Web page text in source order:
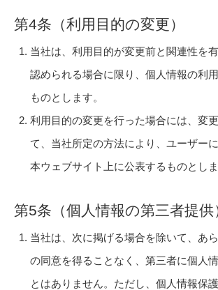
第4条（利用目的の変更）
当社は、利用目的が変更前と関連性を
認められる場合に限り、個人情報の利
ものとします。
利用目的の変更を行った場合には、変
て、当社所定の方法により、ユーザー
本ウェブサイト上に公表するものとしま
第5条（個人情報の第三者提供
当社は、次に掲げる場合を除いて、あ
の同意を得ることなく、第三者に個人
とはありません。ただし、個人情報保